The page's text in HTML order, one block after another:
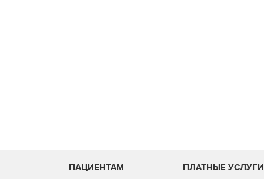
ПАЦИЕНТАМ ПЛАТНЫЕ УСЛУГИ